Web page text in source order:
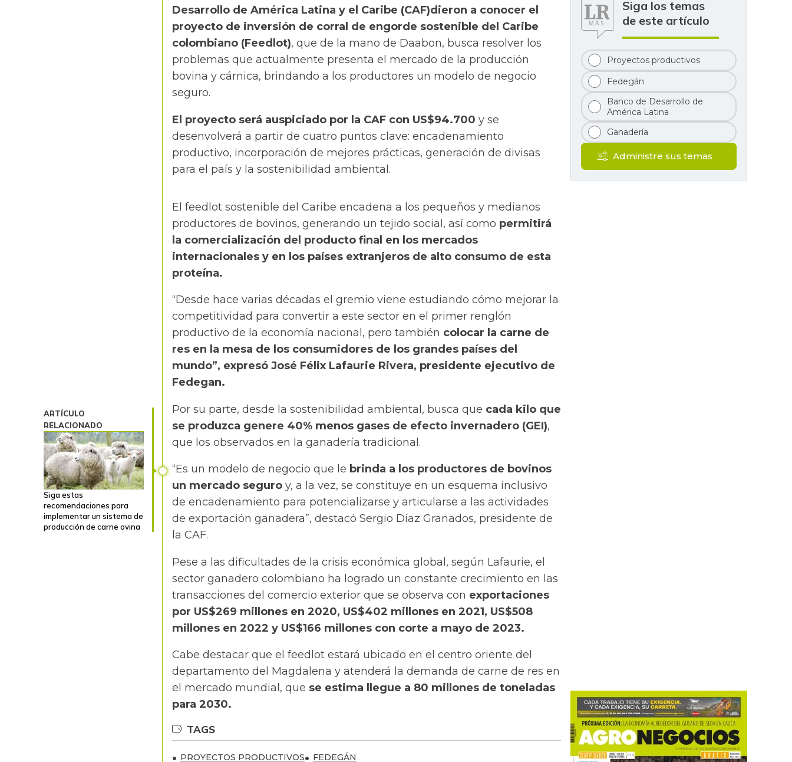
Desarrollo de América Latina y el Caribe (CAF)dieron a conocer el
proyecto de inversión de corral de engorde sostenible del Caribe
colombiano (Feedlot), que de la mano de Daabon, busca resolver los
problemas que actualmente presenta el mercado de la producción
bovina y cárnica, brindando a los productores un modelo de negocio
seguro.
El proyecto será auspiciado por la CAF con US$94.700 y se
desenvolverá a partir de cuatro puntos clave: encadenamiento
productivo, incorporación de mejores prácticas, generación de divisas
para el país y la sostenibilidad ambiental.
El feedlot sostenible del Caribe encadena a los pequeños y medianos
productores de bovinos, generando un tejido social, así como permitirá
la comercialización del producto final en los mercados
internacionales y en los países extranjeros de alto consumo de esta
proteína.
“Desde hace varias décadas el gremio viene estudiando cómo mejorar la
competitividad para convertir a este sector en el primer renglón
productivo de la economía nacional, pero también colocar la carne de
res en la mesa de los consumidores de los grandes países del
mundo”, expresó José Félix Lafaurie Rivera, presidente ejecutivo de
Fedegan.
Por su parte, desde la sostenibilidad ambiental, busca que cada kilo que
se produzca genere 40% menos gases de efecto invernadero (GEI),
que los observados en la ganadería tradicional.
ARTÍCULO
RELACIONADO
Siga estas
recomendaciones para
implementar un sistema de
producción de carne ovina
“Es un modelo de negocio que le brinda a los productores de bovinos
un mercado seguro y, a la vez, se constituye en un esquema inclusivo
de encadenamiento para potencializarse y articularse a las actividades
de exportación ganadera”, destacó Sergio Díaz Granados, presidente de
la CAF.
Pese a las dificultades de la crisis económica global, según Lafaurie, el
sector ganadero colombiano ha logrado un constante crecimiento en las
transacciones del comercio exterior que se observa con exportaciones
por US$269 millones en 2020, US$402 millones en 2021, US$508
millones en 2022 y US$166 millones con corte a mayo de 2023.
Cabe destacar que el feedlot estará ubicado en el centro oriente del
departamento del Magdalena y atenderá la demanda de carne de res en
el mercado mundial, que se estima llegue a 80 millones de toneladas
para 2030.
TAGS
PROYECTOS PRODUCTIVOS
FEDEGÁN
Siga los temas
de este artículo
Proyectos productivos
Fedegán
Banco de Desarrollo de
América Latina
Ganadería
Administre sus temas